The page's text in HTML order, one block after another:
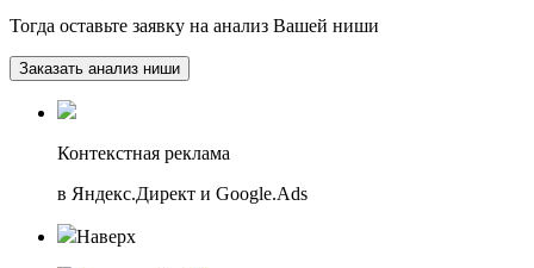
Тогда оставьте заявку на анализ Вашей ниши
Заказать анализ ниши
Контекстная реклама
в Яндекс.Директ и Google.Ads
Наверх